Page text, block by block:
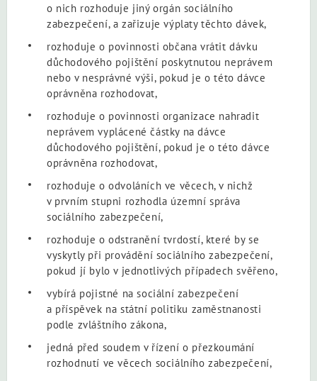
o nich rozhoduje jiný orgán sociálního
zabezpečení, a zařizuje výplaty těchto dávek,
rozhoduje o povinnosti občana vrátit dávku
důchodového pojištění poskytnutou neprávem
nebo v nesprávné výši, pokud je o této dávce
oprávněna rozhodovat,
rozhoduje o povinnosti organizace nahradit
neprávem vyplácené částky na dávce
důchodového pojištění, pokud je o této dávce
oprávněna rozhodovat,
rozhoduje o odvoláních ve věcech, v nichž
v prvním stupni rozhodla územní správa
sociálního zabezpečení,
rozhoduje o odstranění tvrdostí, které by se
vyskytly při provádění sociálního zabezpečení,
pokud jí bylo v jednotlivých případech svěřeno,
vybírá pojistné na sociální zabezpečení
a příspěvek na státní politiku zaměstnanosti
podle zvláštního zákona,
jedná před soudem v řízení o přezkoumání
rozhodnutí ve věcech sociálního zabezpečení,